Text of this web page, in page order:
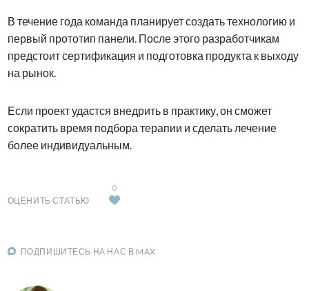
В течение года команда планирует создать технологию и
первый прототип панели. После этого разработчикам
предстоит сертификация и подготовка продукта к выходу
на рынок.
Если проект удастся внедрить в практику, он сможет
сократить время подбора терапии и сделать лечение
более индивидуальным.
ОЦЕНИТЬ СТАТЬЮ
0
ПОДПИШИТЕСЬ НА НАС В MAX